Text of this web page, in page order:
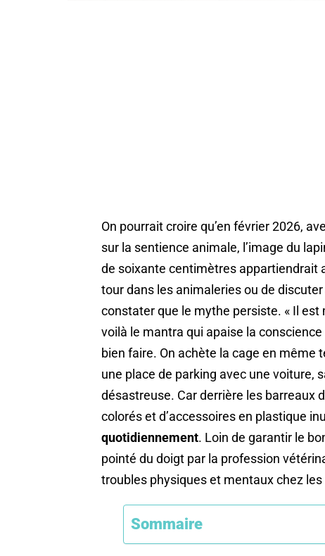
On pourrait croire qu’en février 2026,
sur la sentience animale, l’image du
de soixante centimètres appartiendrait
tour dans les animaleries ou de
constater que le mythe persiste. « Il est
voilà le mantra qui apaise la
bien faire. On achète la cage en même
une place de parking avec une voiture,
désastreuse. Car derrière les barreaux
colorés et d’accessoires en plastique
quotidiennement. Loin de garantir le
pointé du doigt par la profession
troubles physiques et mentaux chez
Sommaire